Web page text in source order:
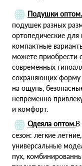
Подушки оптом.
подушек разных
ортопедические
компактные
можете приобрести
современных
сохраняющих форму
на ощупь,
непременно
и комфорт.
Одеяла оптом.В
сезон: легкие
универсальные
пух,